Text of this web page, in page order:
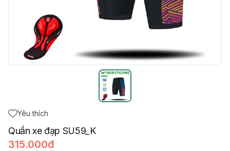
Yêu thích
Quần xe đạp SU59_K
315.000đ